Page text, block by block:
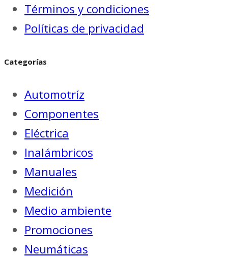
Términos y condiciones
Políticas de privacidad
Categorías
Automotríz
Componentes
Eléctrica
Inalámbricos
Manuales
Medición
Medio ambiente
Promociones
Neumáticas